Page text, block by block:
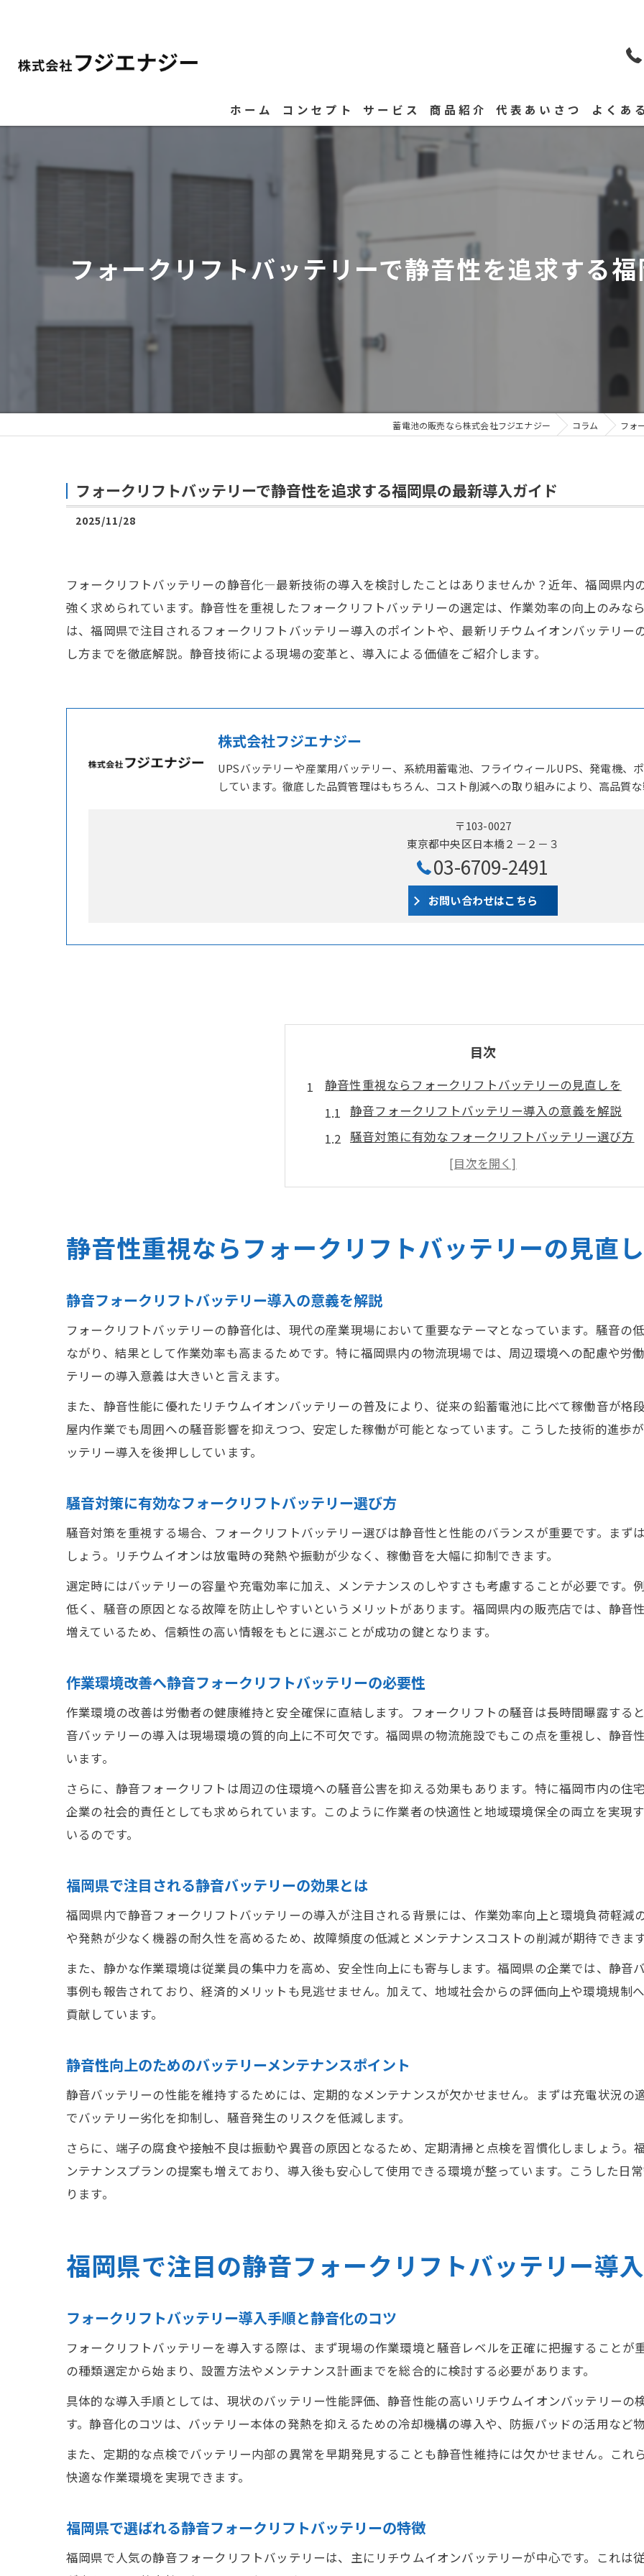
ホーム コンセプト サービス 商品紹介 代表あいさつ よくあ
フォークリフトバッテリーで静音性を追求する
蓄電池の販売なら株式会社フジエナジー コラム フォ
フォークリフトバッテリーで静音性を追求する福岡県の最新導入ガイド
2025/11/28
フォークリフトバッテリーの静音化―最新技術の導入を検討したことはありませんか？近年、福岡県内
強く求められています。静音性を重視したフォークリフトバッテリーの選定は、作業効率の向上のみな
は、福岡県で注目されるフォークリフトバッテリー導入のポイントや、最新リチウムイオンバッテリー
し方までを徹底解説。静音技術による現場の変革と、導入による価値をご紹介します。
株式会社フジエナジー
UPSバッテリーや産業用バッテリー、系統用蓄電池、フライウィールUPS、発電機、
しています。徹底した品質管理はもちろん、コスト削減への取り組みにより、高品質
〒103-0027
東京都中央区日本橋２－２－３
03-6709-2491
お問い合わせはこちら
目次
静音性重視ならフォークリフトバッテリーの見直しを
静音フォークリフトバッテリー導入の意義を解説
騒音対策に有効なフォークリフトバッテリー選び方
作業環境改善へ静音フォークリフトバッテリーの必要
福岡県で注目される静音バッテリーの効果とは
福岡県で注目の静音フォークリフトバッテリー導入術
フォークリフトバッテリー導入手順と静音化のコツ
福岡県で選ばれる静音フォークリフトバッテリーの特
静音フォークリフトバッテリーの最新技術を紹介
効率重視で選ぶ静音フォークリフトバッテリー
バッテリー静音化で作業負担を軽減する方法
現場作業の質を高める静音バッテリーの利点
騒音対策を叶える最新フォークリフトバッテリー
最新技術で進化する静音フォークリフトバッテリー
騒音削減に優れたバッテリーの選択肢とは
実体験からわかる静音フォークリフトバッテリーの効
騒音対策に役立つ静音バッテリーの選び方
リチウムイオン化で実現する静かな現場環境
リチウムイオン化で静音フォークリフトバッテリー
静かな作業環境を作るバッテリー選びのポイント
リチウムイオンバッテリー導入の静音面メリット
静音フォークリフトバッテリーでコストダウン実現
ランニングコスト削減に最適な静音バッテリー活用
バッテリー導入で得られる経済的メリット解説
維持費を抑える静音フォークリフトバッテリーの選
静音バッテリーでコスト管理を強化する方法
静音性重視ならフォークリフトバッテリーの見直
静音フォークリフトバッテリー導入の意義を解説
フォークリフトバッテリーの静音化は、現代の産業現場において重要なテーマとなっています。騒音の
ながり、結果として作業効率も高まるためです。特に福岡県内の物流現場では、周辺環境への配慮や労
テリーの導入意義は大きいと言えます。
また、静音性能に優れたリチウムイオンバッテリーの普及により、従来の鉛蓄電池に比べて稼働音が格
屋内作業でも周囲への騒音影響を抑えつつ、安定した稼働が可能となっています。こうした技術的進歩
ッテリー導入を後押ししています。
騒音対策に有効なフォークリフトバッテリー選び方
騒音対策を重視する場合、フォークリフトバッテリー選びは静音性と性能のバランスが重要です。まず
しょう。リチウムイオンは放電時の発熱や振動が少なく、稼働音を大幅に抑制できます。
選定時にはバッテリーの容量や充電効率に加え、メンテナンスのしやすさも考慮することが必要です。
低く、騒音の原因となる故障を防止しやすいというメリットがあります。福岡県内の販売店では、静音
増えているため、信頼性の高い情報をもとに選ぶことが成功の鍵となります。
作業環境改善へ静音フォークリフトバッテリーの必要性
作業環境の改善は労働者の健康維持と安全確保に直結します。フォークリフトの騒音は長時間曝露する
音バッテリーの導入は現場環境の質的向上に不可欠です。福岡県の物流施設でもこの点を重視し、静音
います。
さらに、静音フォークリフトは周辺の住環境への騒音公害を抑える効果もあります。特に福岡市内の住
企業の社会的責任としても求められています。このように作業者の快適性と地域環境保全の両立を実現
いるのです。
福岡県で注目される静音バッテリーの効果とは
福岡県内で静音フォークリフトバッテリーの導入が注目される背景には、作業効率向上と環境負荷軽減
や発熱が少なく機器の耐久性を高めるため、故障頻度の低減とメンテナンスコストの削減が期待できます
また、静かな作業環境は従業員の集中力を高め、安全性向上にも寄与します。福岡県の企業では、静音
事例も報告されており、経済的メリットも見逃せません。加えて、地域社会からの評価向上や環境規制
貢献しています。
静音性向上のためのバッテリーメンテナンスポイント
静音バッテリーの性能を維持するためには、定期的なメンテナンスが欠かせません。まずは充電状況の
でバッテリー劣化を抑制し、騒音発生のリスクを低減します。
さらに、端子の腐食や接触不良は振動や異音の原因となるため、定期清掃と点検を習慣化しましょう。
ンテナンスプランの提案も増えており、導入後も安心して使用できる環境が整っています。こうした日
ります。
福岡県で注目の静音フォークリフトバッテリー導
フォークリフトバッテリー導入手順と静音化のコツ
フォークリフトバッテリーを導入する際は、まず現場の作業環境と騒音レベルを正確に把握することが
の種類選定から始まり、設置方法やメンテナンス計画までを総合的に検討する必要があります。
具体的な導入手順としては、現状のバッテリー性能評価、静音性能の高いリチウムイオンバッテリーの
す。静音化のコツは、バッテリー本体の発熱を抑えるための冷却機構の導入や、防振パッドの活用など
また、定期的な点検でバッテリー内部の異常を早期発見することも静音性維持には欠かせません。これ
快適な作業環境を実現できます。
福岡県で選ばれる静音フォークリフトバッテリーの特徴
福岡県で人気の静音フォークリフトバッテリーは、主にリチウムイオンバッテリーが中心です。これは